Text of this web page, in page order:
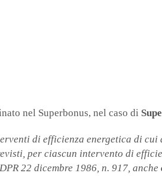
nel Superbonus, nel caso di
di efficienza energetica di
per ciascun intervento di
22 dicembre 1986, n. 917, anche